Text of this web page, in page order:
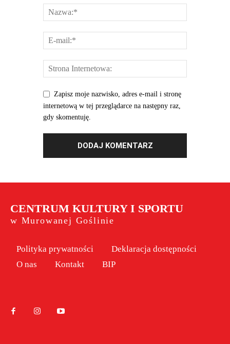
Zapisz moje nazwisko, adres e-mail i stronę
internetową w tej przeglądarce na następny raz,
gdy skomentuję.
CENTRUM KULTURY I SPORTU
w Murowanej Goślinie
Polityka prywatności
Deklaracja dostępności
O nas
Kontakt BIP